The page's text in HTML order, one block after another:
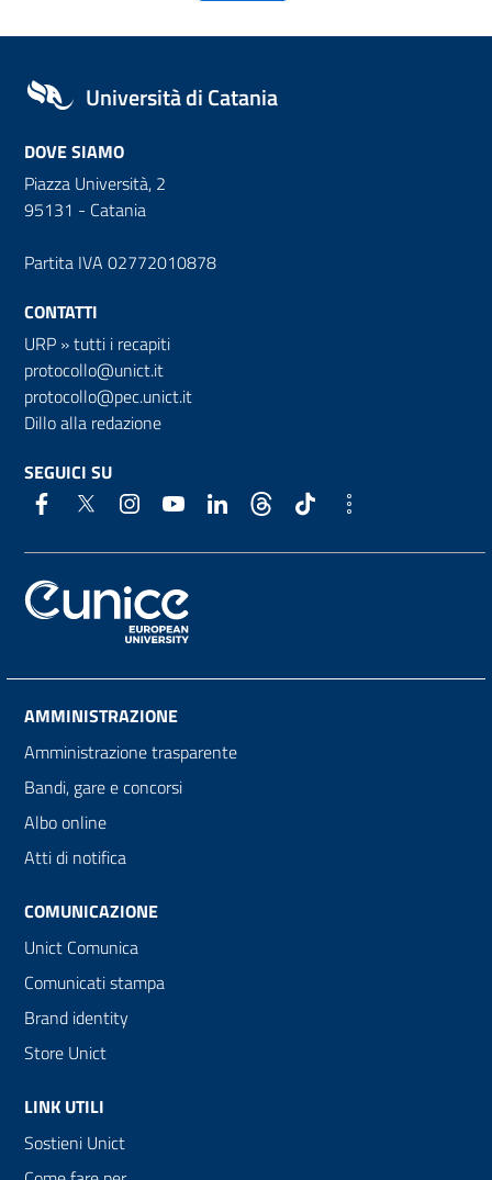
Università di Catania
DOVE SIAMO
Piazza Università, 2
95131 - Catania
Partita IVA 02772010878
CONTATTI
URP »tutti i recapiti
protocollo@unict.it
protocollo@pec.unict.it
Dillo alla redazione
SEGUICI SU
AMMINISTRAZIONE
Amministrazione trasparente
Bandi, gare e concorsi
Albo online
Atti di notifica
COMUNICAZIONE
Unict Comunica
Comunicati stampa
Brand identity
Store Unict
LINK UTILI
Sostieni Unict